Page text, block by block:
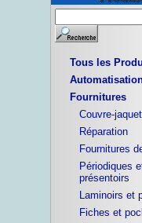
Tous les
Fournitures
Couvre-
Réparation
Fournitures
Périodiques
présentoirs
Laminoirs et
Fiches et